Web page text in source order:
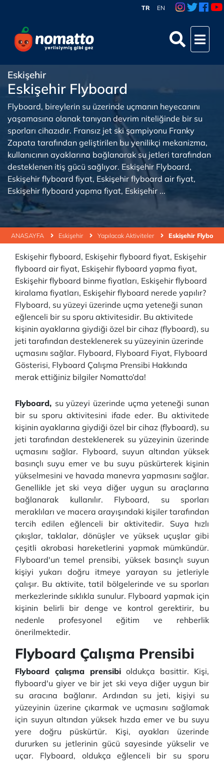
TR EN
ANASAYFA Eskişehir Yapılacak Aktiviteler Eskişehir Flyboard
Eskişehir
Eskişehir Flyboard
Flyboard, bireylerin su üzerinde uçmanın heyecanını
yaşamasına olanak tanıyan devrim niteliğinde bir su
sporları cihazıdır. Fransız jet ski şampiyonu Franky
Zapata tarafından geliştirilen bu yenilikçi mekanizma,
kullanıcının ayaklarına bağlanarak su jetleri tarafından
desteklenen itiş gücü sağlıyor. Eskişehir Flyboard,
Eskişehir flyboard fiyat, Eskişehir flyboard air fiyat,
Eskişehir flyboard yapma fiyat, Eskişehir ...
Eskişehir flyboard, Eskişehir flyboard fiyat, Eskişehir
flyboard air fiyat, Eskişehir flyboard yapma fiyat,
Eskişehir flyboard binme fiyatları, Eskişehir flyboard
kiralama fiyatları, Eskişehir flyboard nerede yapılır?
Flyboard, su yüzeyi üzerinde uçma yeteneği sunan
eğlenceli bir su sporu aktivitesidir. Bu aktivitede
kişinin ayaklarına giydiği özel bir cihaz (flyboard), su
jeti tarafından desteklenerek su yüzeyinin üzerinde
uçmasını sağlar. Flyboard, Flyboard Fiyat, Flyboard
Gösterisi, Flyboard Çalışma Prensibi Hakkında
merak ettiğiniz bilgiler Nomatto’da!
Flyboard, su yüzeyi üzerinde uçma yeteneği sunan
bir su sporu aktivitesini ifade eder. Bu aktivitede
kişinin ayaklarına giydiği özel bir cihaz (flyboard), su
jeti tarafından desteklenerek su yüzeyinin üzerinde
uçmasını sağlar. Flyboard, suyun altından yüksek
basınçlı suyu emer ve bu suyu püskürterek kişinin
yükselmesini ve havada manevra yapmasını sağlar.
Genellikle jet ski veya diğer uygun su araçlarına
bağlanarak kullanılır. Flyboard, su sporları
meraklıları ve macera arayışındaki kişiler tarafından
tercih edilen eğlenceli bir aktivitedir. Suya hızlı
çıkışlar, taklalar, dönüşler ve yüksek uçuşlar gibi
çeşitli akrobasi hareketlerini yapmak mümkündür.
Flyboard'un temel prensibi, yüksek basınçlı suyun
kişiyi yukarı doğru itmeye yarayan su jetleriyle
çalışır. Bu aktivite, tatil bölgelerinde ve su sporları
merkezlerinde sıklıkla sunulur. Flyboard yapmak için
kişinin belirli bir denge ve kontrol gerektirir, bu
nedenle profesyonel eğitim ve rehberlik
önerilmektedir.
Flyboard Çalışma Prensibi
Flyboard çalışma prensibi oldukça basittir. Kişi,
flyboard'u giyer ve bir jet ski veya diğer uygun bir
su aracına bağlanır. Ardından su jeti, kişiyi su
yüzeyinin üzerine çıkarmak ve uçmasını sağlamak
için suyun altından yüksek hızda emer ve bu suyu
yere doğru püskürtür. Kişi, ayakları üzerinde
dururken su jetlerinin gücü sayesinde yükselir ve
uçar. Flyboard, oldukça eğlenceli bir su sporu